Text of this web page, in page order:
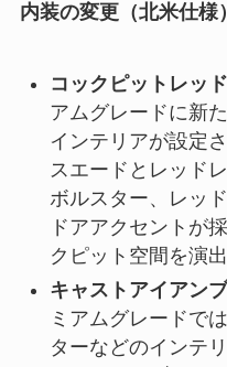
内装の変更（北米仕様
コックピットレッ
アムグレードに新
インテリアが設定
スエードとレッド
ボルスター、レッ
ドアアクセントが
クピット空間を演出
キャストアイアン
ミアムグレードで
ターなどのインテ